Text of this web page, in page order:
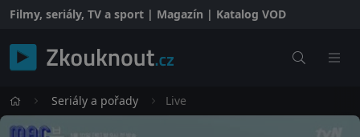
Filmy, seriály, TV a sport | Magazín | Katalog VOD
Seriály a pořady Live